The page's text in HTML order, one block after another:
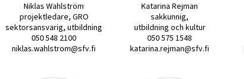
Niklas Wahlström
projektledare, GRO
sektorsansvarig, utbildning
050 548 2100
niklas.wahlstrom@sfv.fi
Katarina Rejman
sakkunnig,
utbildning och kultur
050 575 1548
katarina.rejman@sfv.fi